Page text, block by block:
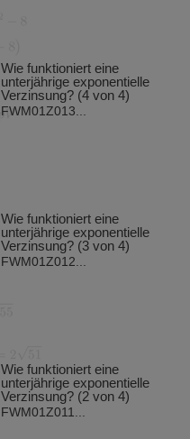
Wie funktioniert eine
unterjährige exponentielle
Verzinsung? (4 von 4)
FWM01Z013...
Wie funktioniert eine
unterjährige exponentielle
Verzinsung? (3 von 4)
FWM01Z012...
Wie funktioniert eine
unterjährige exponentielle
Verzinsung? (2 von 4)
FWM01Z011...